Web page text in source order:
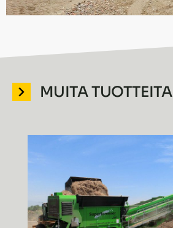
MUITA TUOTTEITA